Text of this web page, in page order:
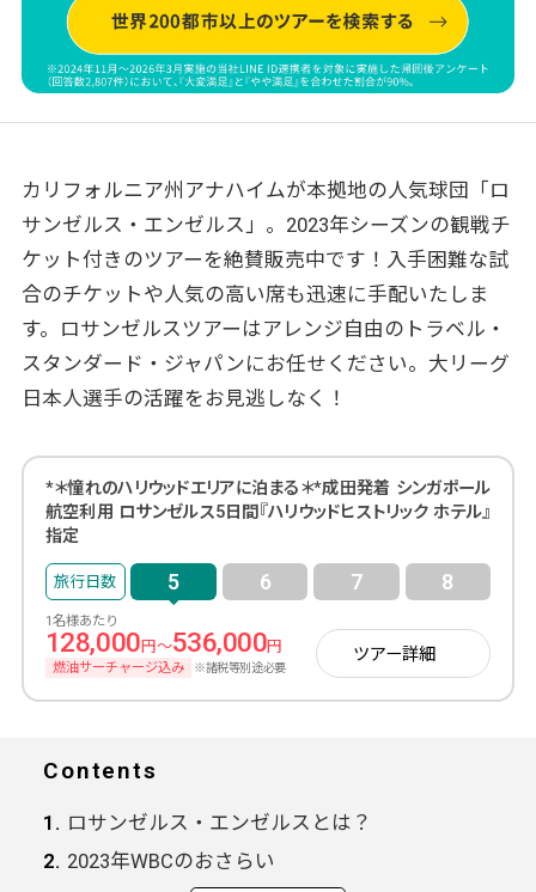
カリフォルニア州アナハイムが本拠地の人気球団「ロ
サンゼルス・エンゼルス」。2023年シーズンの観戦チ
ケット付きのツアーを絶賛販売中です！入手困難な試
合のチケットや人気の高い席も迅速に手配いたしま
す。ロサンゼルスツアーはアレンジ自由のトラベル・
スタンダード・ジャパンにお任せください。大リーグ
日本人選手の活躍をお見逃しなく！
*＊憧れのハリウッドエリアに泊まる＊*成田発着 シンガポール
航空利用 ロサンゼルス5日間『ハリウッドヒストリック ホテル』
指定
5 6 7 8
1名様あたり
128,000 円～536,000円
燃油サーチャージ込み ※諸税等別途必要
ツアー詳細
Contents
ロサンゼルス・エンゼルスとは？
2023年WBCのおさらい